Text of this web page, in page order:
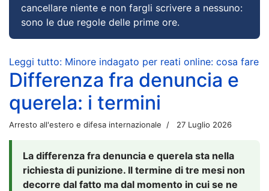
cancellare niente e non fargli scrivere a nessuno:
sono le due regole delle prime ore.
Leggi tutto: Minore indagato per reati online: cosa fare
Differenza fra denuncia e
querela: i termini
Arresto all'estero e difesa internazionale 27 Luglio 2026
La differenza fra denuncia e querela sta nella
richiesta di punizione. Il termine di tre mesi non
decorre dal fatto ma dal momento in cui se ne